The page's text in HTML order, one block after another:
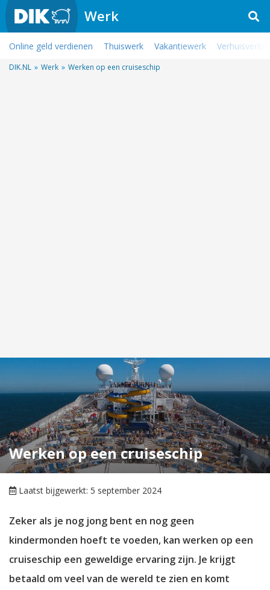
Werk
Online geld verdienen Thuiswerk Vakantiewerk Verhuisverlof
DIK.NL » Werk » Werken op een cruiseschip
Werken op een cruiseschip
Laatst bijgewerkt: 5 september 2024
Zeker als je nog jong bent en nog geen
kindermonden hoeft te voeden, kan werken op een
cruiseschip een geweldige ervaring zijn. Je krijgt
betaald om veel van de wereld te zien en komt